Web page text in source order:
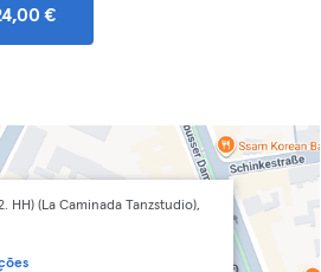
€
HH) (La Caminada Tanzstudio),